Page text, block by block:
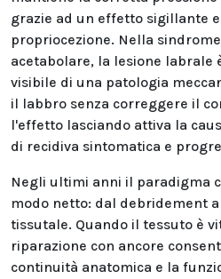
grazie ad un effetto sigillante
propriocezione. Nella
acetabolare, la lesione labrale
visibile di una patologia
il labbro senza correggere il
l'effetto lasciando attiva la
di recidiva sintomatica e
Negli ultimi anni il paradigma
modo netto: dal debridement
tissutale. Quando il tessuto è
riparazione con ancore
continuità anatomica e la